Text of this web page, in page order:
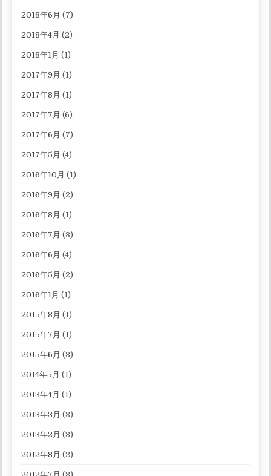
2018年6月 (7)
2018年4月 (2)
2018年1月 (1)
2017年9月 (1)
2017年8月 (1)
2017年7月 (6)
2017年6月 (7)
2017年5月 (4)
2016年10月 (1)
2016年9月 (2)
2016年8月 (1)
2016年7月 (3)
2016年6月 (4)
2016年5月 (2)
2016年1月 (1)
2015年8月 (1)
2015年7月 (1)
2015年6月 (3)
2014年5月 (1)
2013年4月 (1)
2013年3月 (3)
2013年2月 (3)
2012年8月 (2)